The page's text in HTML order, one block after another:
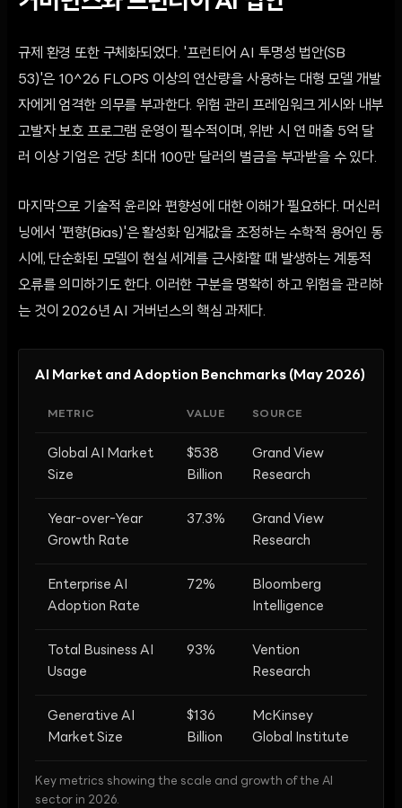
규제 환경 또한 구체화되었다. '프런티어 AI 투명성 법안(SB
53)'은 10^26 FLOPS 이상의 연산량을 사용하는 대형 모델 개발
자에게 엄격한 의무를 부과한다. 위험 관리 프레임워크 게시와 내부
고발자 보호 프로그램 운영이 필수적이며, 위반 시 연 매출 5억 달
러 이상 기업은 건당 최대 100만 달러의 벌금을 부과받을 수 있다.
마지막으로 기술적 윤리와 편향성에 대한 이해가 필요하다. 머신러
닝에서 '편향(Bias)'은 활성화 임계값을 조정하는 수학적 용어인 동
시에, 단순화된 모델이 현실 세계를 근사화할 때 발생하는 계통적
오류를 의미하기도 한다. 이러한 구분을 명확히 하고 위험을 관리하
는 것이 2026년 AI 거버넌스의 핵심 과제다.
AI Market and Adoption Benchmarks (May 2026)
METRIC VALUE SOURCE
Global AI Market
Size
$538
Billion
Grand View
Research
Year-over-Year
Growth Rate
37.3%
Grand View
Research
Enterprise AI
Adoption Rate
72%
Bloomberg
Intelligence
Total Business AI
Usage
93%
Vention
Research
Generative AI
Market Size
$136
Billion
McKinsey
Global Institute
Key metrics showing the scale and growth of the AI
sector in 2026.